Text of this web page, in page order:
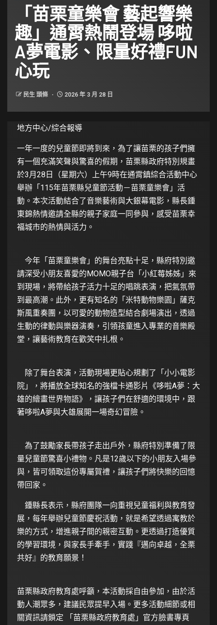
「苗栗童樂會 藝起響樂
趣」通霄熱鬧登場 哆啦
A夢電影、限量好禮FUN
心玩
民生 頭條 2026 年 3 月 28 日
地方中心/綜合報導
一年一度的兒童節即將到來，為了讓苗栗的孩子們擁
有一個充滿笑聲與驚喜的假期，苗栗縣政府特別規畫
於3月28日（星期六）上午9時在通霄鎮綜合活動中心
舉辦「115年苗栗縣兒童節活動－苗栗童樂會」活
動。本次活動結合了音樂藝術與大銀幕電影，縣長鍾
東錦熱情邀請全縣的親子家庭一同參與，感受苗栗幸
福城市的熱情與活力。
今年「苗栗童樂會」的舞台亮點十足，縣府特別邀
請深受小朋友喜愛的MOMO親子台「小紅莓姊姊」來
到現場，將帶給孩子活力十足的唱跳表演，把氣氛帶
到最高潮。此外，更有知名的「米特動物樂園」薩克
斯風重奏團，以可愛的動物造型結合劇場演出，透過
生動的律動與樂器演奏，引領孩童進入專業的音樂殿
堂，讓藝術教育在歡笑中扎根。
除了舞台表演，活動現場更貼心規劃了「小小電影
院」，將播放全球知名的強檔卡通影片《哆啦A夢：大
雄的繪畫世界物語》，讓孩子們在舒適的環境中，跟
著哆啦A夢與大雄展開一場奇幻冒險。
為了鼓勵家長帶孩子走出戶外，縣府特別準備了限
量兒童節驚喜小禮物。凡是12歲以下的小朋友入場參
與，皆可領取這份專屬賀禮，讓孩子們將快樂的回憶
帶回家。
鍾縣長表示，縣府團隊一向重視兒童福利與教育發
展，每年舉辦兒童節慶祝活動，就是希望透過寓教於
樂的方式，增進親子間的親密互動。更透過打造優質
的學習環境，與家長手牽手，實踐『邁向卓越，全栗
共好』的教育願景！
苗栗縣政府教育處呼籲，本活動採自由參加，由於活
動人潮眾多，建議民眾提早入場。更多活動細節或相
關資訊請鎖定 「苗栗縣政府教育處」官方臉書專頁